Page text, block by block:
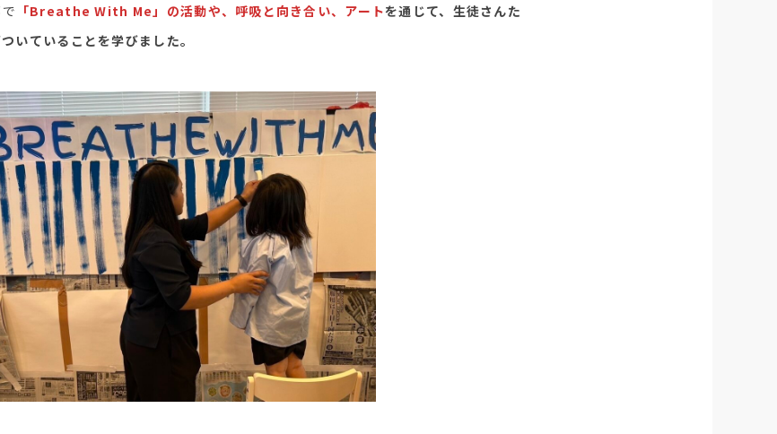
「Breathe With Me」の活動や、呼吸と向き合い、アートを通じて、生徒さんた
いていることを学びました。